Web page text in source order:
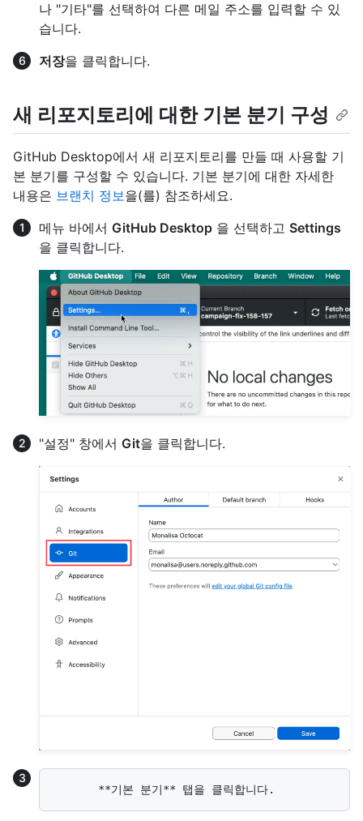
나 "기타"를 선택하여 다른 메일 주소를 입력할 수 있
습니다.
저장을 클릭합니다.
새 리포지토리에 대한 기본 분기 구성
GitHub Desktop에서 새 리포지토리를 만들 때 사용할 기
본 분기를 구성할 수 있습니다. 기본 분기에 대한 자세한
내용은 브랜치 정보을(를) 참조하세요.
메뉴 바에서 GitHub Desktop 을 선택하고 Settings
을 클릭합니다.
"설정" 창에서 Git을 클릭합니다.